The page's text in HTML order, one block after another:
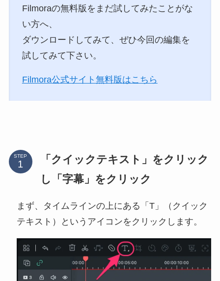
Filmoraの無料版をまだ試してみたことがな
い方へ、
ダウンロードしてみて、ぜひ今回の編集を
試してみて下さい。
Filmora公式サイト無料版はこちら
STEP
「クイックテキスト」をクリック
し「字幕」をクリック
まず、タイムラインの上にある「T」（クイック
テキスト）というアイコンをクリックします。